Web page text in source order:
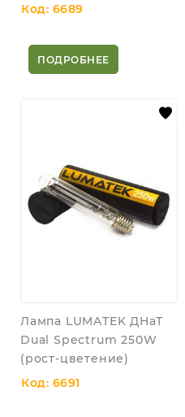
Код: 6689
ПОДРОБНЕЕ
Лампа LUMATEK ДНаТ
Dual Spectrum 250W
(рост-цветение)
Код: 6691